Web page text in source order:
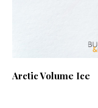
Arctic Volume Ice